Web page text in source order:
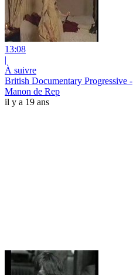
13:08
|
À suivre
British Documentary Progressive -
Manon de Rep
il y a 19 ans